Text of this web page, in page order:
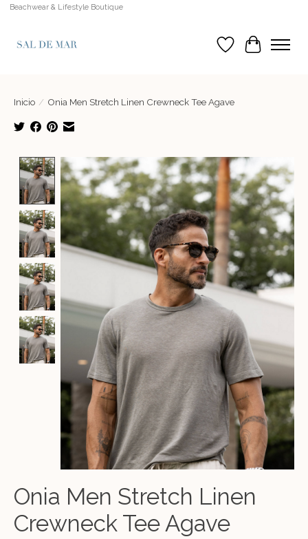
Beachwear & Lifestyle Boutique
Lista de deseos
Cesta
Inicio / Onia Men Stretch Linen Crewneck Tee Agave
Product image slideshow Items
Onia Men Stretch Linen
Crewneck Tee Agave